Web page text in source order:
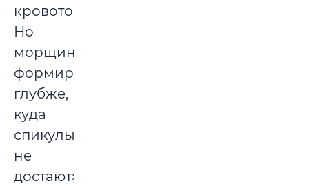
кровоток.
Но
морщины
формируются
глубже,
куда
спикулы
не
достают».